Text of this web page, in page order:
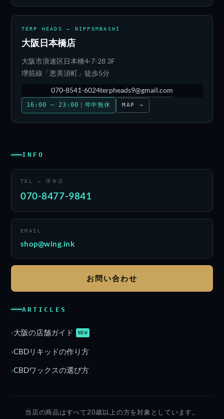
TERP HEADS — NIPPOMBASHI
大阪日本橋店
大阪市浪速区日本橋4-7-28 3F
堺筋線「恵美須町」徒歩5分
070-8541-6024terpheads9@gmail.com
16:00 – 23:00｜年中無休 MAP →
INFO
TEL — 堺本店
070-8477-9841
EMAIL
shop@wing.ink
お問い合わせ
ARTICLES
大阪の店舗ガイド NEW
CBDリキッドの作り方
CBDワックスの選び方
当店の商品はすべて20歳以上の方を対象としています。